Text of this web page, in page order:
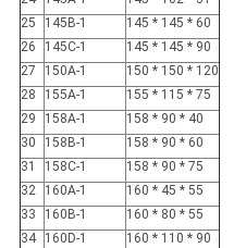
25
145B-1
145 * 145 * 60
26
145C-1
145 * 145 * 90
27
150A-1
150 * 150 * 120
28
155A-1
155 * 115 * 75
29
158A-1
158 * 90 * 40
30
158B-1
158 * 90 * 60
31
158C-1
158 * 90 * 75
32
160A-1
160 * 45 * 55
33
160B-1
160 * 80 * 55
34
160D-1
160 * 110 * 90